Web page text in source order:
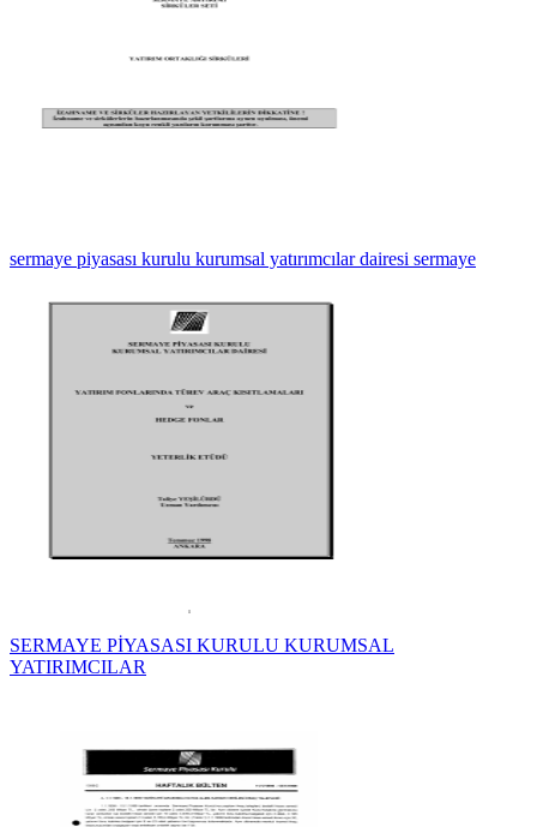
sermaye piyasası kurulu kurumsal yatırımcılar dairesi sermaye
SERMAYE PİYASASI KURULU KURUMSAL
YATIRIMCILAR